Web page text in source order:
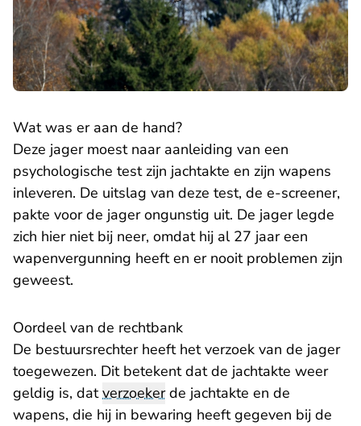
Wat was er aan de hand?
Deze jager moest naar aanleiding van een
psychologische test zijn jachtakte en zijn wapens
inleveren. De uitslag van deze test, de e-screener,
pakte voor de jager ongunstig uit. De jager legde
zich hier niet bij neer, omdat hij al 27 jaar een
wapenvergunning heeft en er nooit problemen zijn
geweest.
Oordeel van de rechtbank
De bestuursrechter heeft het verzoek van de jager
toegewezen. Dit betekent dat de jachtakte weer
geldig is, datverzoekerde jachtakte en de
wapens, die hij in bewaring heeft gegeven bij de